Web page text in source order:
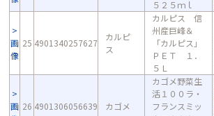
５２５ｍｌ
画
像
25 4901340257627
カルピ
ス
カルピス 信
州産巨峰＆
「カルピス」
ＰＥＴ １．
５Ｌ
画 26 4901306056639 カゴメ
カゴメ野菜生
活１００ラ・
フランスミッ